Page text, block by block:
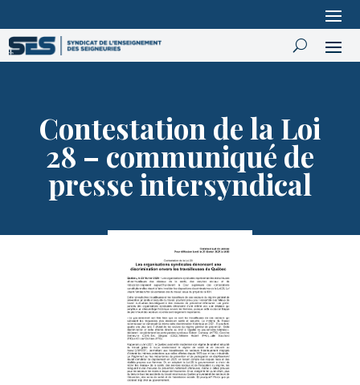
Contestation de la Loi
28 – communiqué de
presse intersyndical